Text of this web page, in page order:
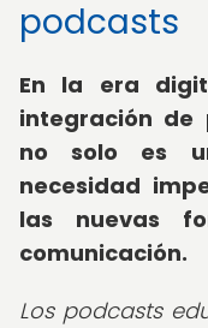
podcasts
En la era
integración de
no solo es
necesidad
las nuevas
comunicación.
Los podcasts